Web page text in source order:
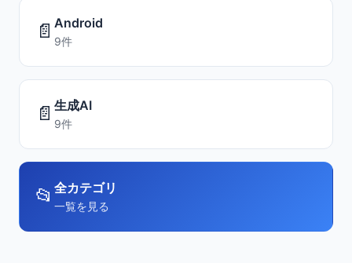
📄 Android
9件
📄 生成AI
9件
📂 全カテゴリ
一覧を見る